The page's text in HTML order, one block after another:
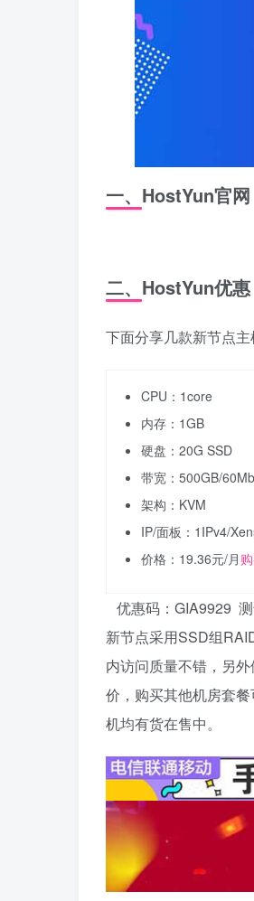
一、HostYun官网
二、HostYun优惠
下面分享几款新节点主
CPU：1core
内存：1GB
硬盘：20G SSD
带宽：500GB/
架构：KVM
IP/面板：1IPv4/
价格：19.36元/月
优惠码：GIA9929
新节点采用SSD组
内访问质量不错，另
价，购买其他机房套
机均有货在售中。